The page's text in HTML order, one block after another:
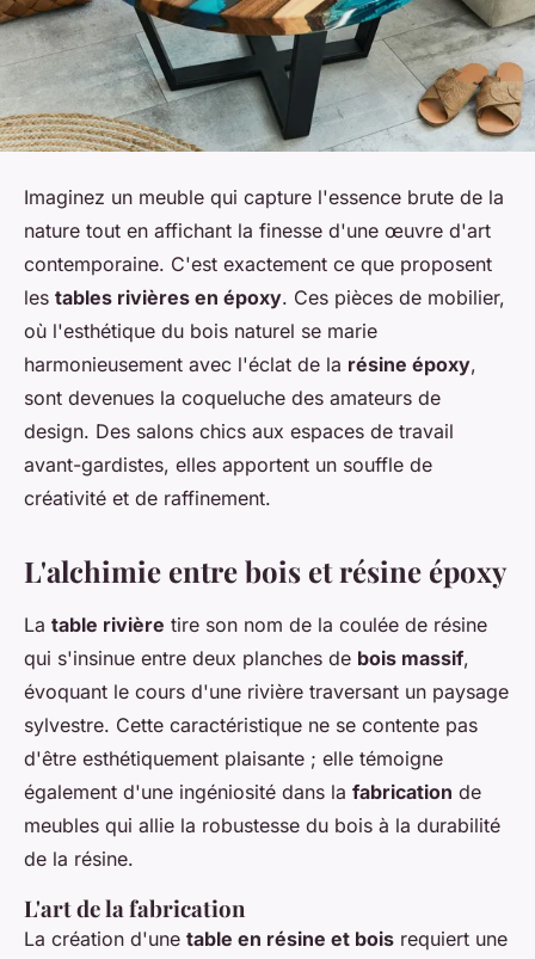
Imaginez un meuble qui capture l'essence brute de la
nature tout en affichant la finesse d'une œuvre d'art
contemporaine. C'est exactement ce que proposent
les tables rivières en époxy. Ces pièces de mobilier,
où l'esthétique du bois naturel se marie
harmonieusement avec l'éclat de la résine époxy,
sont devenues la coqueluche des amateurs de
design. Des salons chics aux espaces de travail
avant-gardistes, elles apportent un souffle de
créativité et de raffinement.
L'alchimie entre bois et résine époxy
La table rivière tire son nom de la coulée de résine
qui s'insinue entre deux planches de bois massif,
évoquant le cours d'une rivière traversant un paysage
sylvestre. Cette caractéristique ne se contente pas
d'être esthétiquement plaisante ; elle témoigne
également d'une ingéniosité dans la fabrication de
meubles qui allie la robustesse du bois à la durabilité
de la résine.
L'art de la fabrication
La création d'une table en résine et bois requiert une